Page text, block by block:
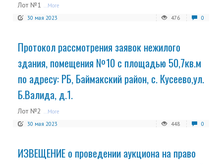
Лот №1 ...More
30 мая 2023
476 0
Протокол рассмотрения заявок нежилого
здания, помещения №10 с площадью 50,7кв.м
по адресу: РБ, Баймакский район, с. Кусеево,ул.
Б.Валида, д.1.
Лот №2 ...More
30 мая 2023
448 0
ИЗВЕЩЕНИЕ о проведении аукциона на право